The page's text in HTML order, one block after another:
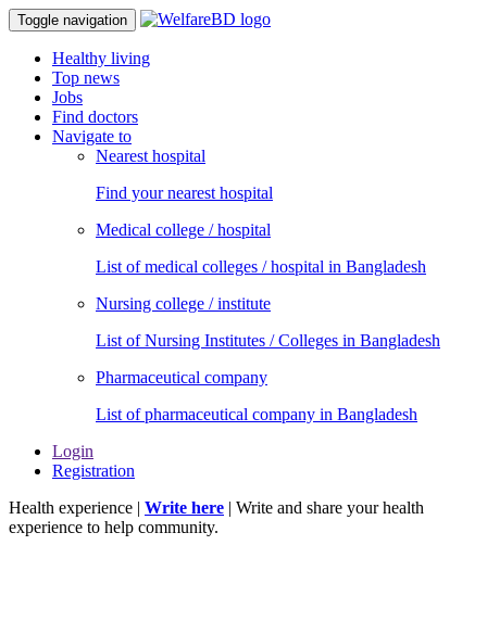
Toggle navigation
Healthy living
Top news
Jobs
Find doctors
Navigate to
Nearest hospital
Find your nearest hospital
Medical college / hospital
List of medical colleges / hospital in Bangladesh
Nursing college / institute
List of Nursing Institutes / Colleges in Bangladesh
Pharmaceutical company
List of pharmaceutical company in Bangladesh
Login
Registration
Health experience | Write here | Write and share your health
experience to help community.